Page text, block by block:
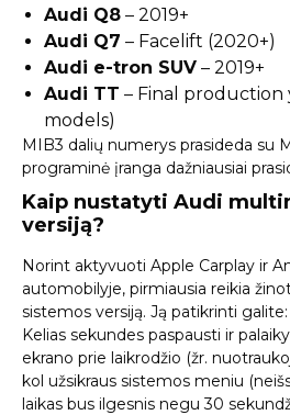
Audi Q8 – 2019+
Audi Q7 – Facelift (2020+)
Audi e-tron SUV – 2019+
Audi TT – Final production
models)
MIB3 dalių numerys prasideda su
programinė įranga dažniausiai
Kaip nustatyti Audi
versiją?
Norint aktyvuoti Apple Carplay ir
automobilyje, pirmiausia reikia
sistemos versiją. Ją patikrinti galite:
Kelias sekundes paspausti ir
ekrano prie laikrodžio (žr.
kol užsikraus sistemos meniu
laikas bus ilgesnis negu 30